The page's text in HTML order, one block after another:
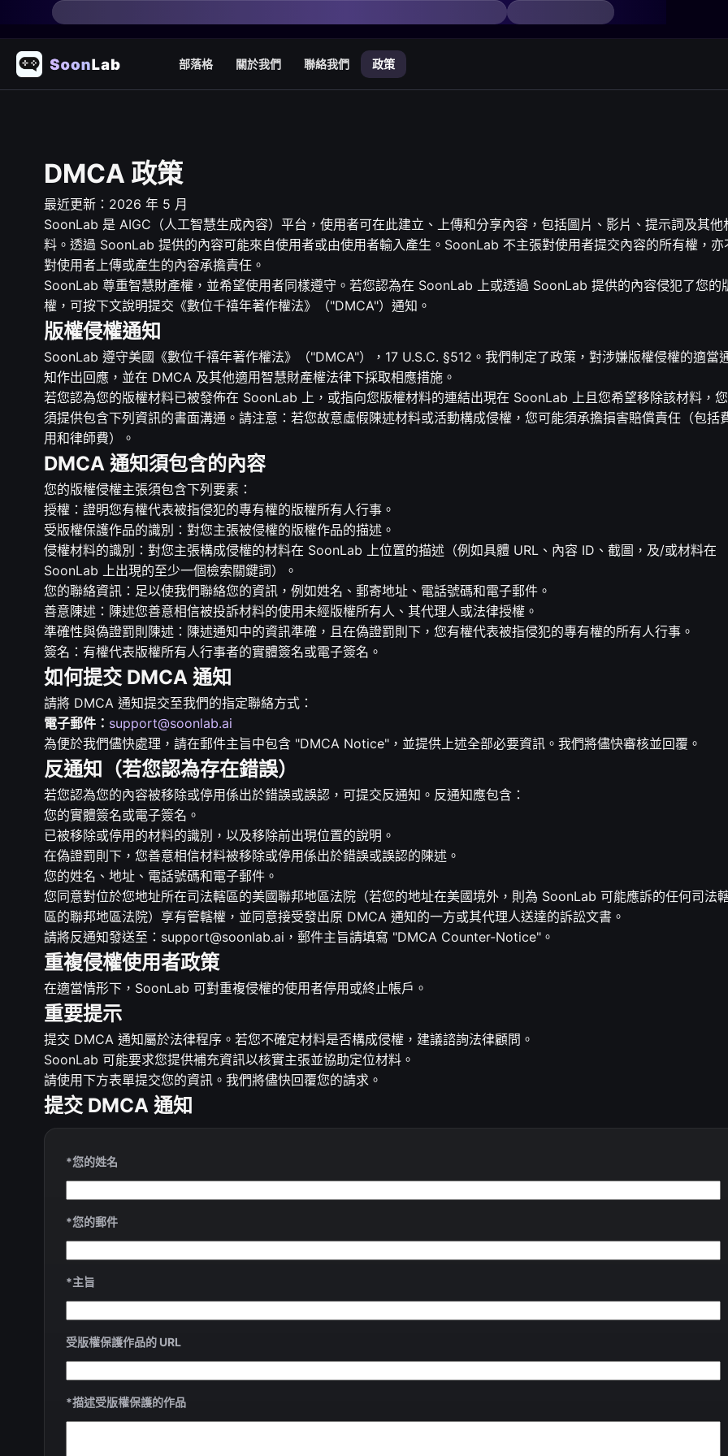
部落格 關於我們 聯絡我們 政策
DMCA 政策
最近更新：2026 年 5 月
SoonLab 是 AIGC（人工智慧生成內容）平台，使用者可在此建立、上傳和分享內容，包括圖片、影片、提示詞及其他
料。透過 SoonLab 提供的內容可能來自使用者或由使用者輸入產生。SoonLab 不主張對使用者提交內容的所有權，亦
對使用者上傳或產生的內容承擔責任。
SoonLab 尊重智慧財產權，並希望使用者同樣遵守。若您認為在 SoonLab 上或透過 SoonLab 提供的內容侵犯了您的
權，可按下文說明提交《數位千禧年著作權法》（"DMCA"）通知。
版權侵權通知
SoonLab 遵守美國《數位千禧年著作權法》（"DMCA"），17 U.S.C. §512。我們制定了政策，對涉嫌版權侵權的適當
知作出回應，並在 DMCA 及其他適用智慧財產權法律下採取相應措施。
若您認為您的版權材料已被發佈在 SoonLab 上，或指向您版權材料的連結出現在 SoonLab 上且您希望移除該材料，
須提供包含下列資訊的書面溝通。請注意：若您故意虛假陳述材料或活動構成侵權，您可能須承擔損害賠償責任（包括
用和律師費）。
DMCA 通知須包含的內容
您的版權侵權主張須包含下列要素：
授權：證明您有權代表被指侵犯的專有權的版權所有人行事。
受版權保護作品的識別：對您主張被侵權的版權作品的描述。
侵權材料的識別：對您主張構成侵權的材料在 SoonLab 上位置的描述（例如具體 URL、內容 ID、截圖，及/或材料在
SoonLab 上出現的至少一個檢索關鍵詞）。
您的聯絡資訊：足以使我們聯絡您的資訊，例如姓名、郵寄地址、電話號碼和電子郵件。
善意陳述：陳述您善意相信被投訴材料的使用未經版權所有人、其代理人或法律授權。
準確性與偽證罰則陳述：陳述通知中的資訊準確，且在偽證罰則下，您有權代表被指侵犯的專有權的所有人行事。
簽名：有權代表版權所有人行事者的實體簽名或電子簽名。
如何提交 DMCA 通知
請將 DMCA 通知提交至我們的指定聯絡方式：
電子郵件： support@soonlab.ai
為便於我們儘快處理，請在郵件主旨中包含 "DMCA Notice"，並提供上述全部必要資訊。我們將儘快審核並回覆。
反通知（若您認為存在錯誤）
若您認為您的內容被移除或停用係出於錯誤或誤認，可提交反通知。反通知應包含：
您的實體簽名或電子簽名。
已被移除或停用的材料的識別，以及移除前出現位置的說明。
在偽證罰則下，您善意相信材料被移除或停用係出於錯誤或誤認的陳述。
您的姓名、地址、電話號碼和電子郵件。
您同意對位於您地址所在司法轄區的美國聯邦地區法院（若您的地址在美國境外，則為 SoonLab 可能應訴的任何司法
區的聯邦地區法院）享有管轄權，並同意接受發出原 DMCA 通知的一方或其代理人送達的訴訟文書。
請將反通知發送至：support@soonlab.ai，郵件主旨請填寫 "DMCA Counter-Notice"。
重複侵權使用者政策
在適當情形下，SoonLab 可對重複侵權的使用者停用或終止帳戶。
重要提示
提交 DMCA 通知屬於法律程序。若您不確定材料是否構成侵權，建議諮詢法律顧問。
SoonLab 可能要求您提供補充資訊以核實主張並協助定位材料。
請使用下方表單提交您的資訊。我們將儘快回覆您的請求。
提交 DMCA 通知
*您的姓名
*您的郵件
*主旨
受版權保護作品的 URL
*描述受版權保護的作品